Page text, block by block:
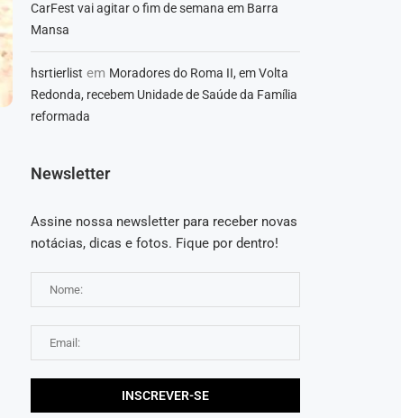
CarFest vai agitar o fim de semana em Barra
Mansa
hsrtierlist em Moradores do Roma II, em Volta
Redonda, recebem Unidade de Saúde da Família
reformada
Newsletter
Assine nossa newsletter para receber novas
notácias, dicas e fotos. Fique por dentro!